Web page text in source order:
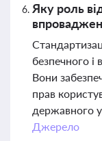
Яку роль
безпечного і
Вони
прав
державного
Джерело